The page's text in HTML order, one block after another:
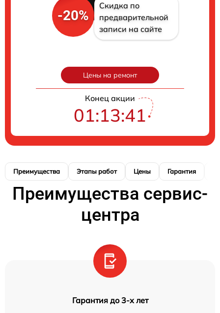
-20%
Скидка по
предварительной
записи на сайте
Цены на ремонт
Конец акции
01:13:40
Преимущества Этапы работ Цены Гарантия
Преимущества сервис-
центра
Гарантия до 3-х лет